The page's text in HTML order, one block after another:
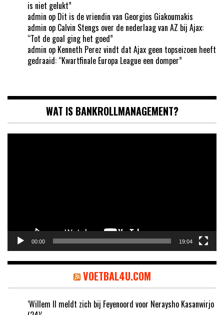
is niet gelukt”
admin op Dit is de vriendin van Georgios Giakoumakis
admin op Calvin Stengs over de nederlaag van AZ bij Ajax:
“Tot de goal ging het goed”
admin op Kenneth Perez vindt dat Ajax geen topseizoen heeft
gedraaid: “Kwartfinale Europa League een domper”
WAT IS BANKROLLMANAGEMENT?
00:00 19:04
VOETBAL4U.COM
‘Willem II meldt zich bij Feyenoord voor Neraysho Kasanwirjo